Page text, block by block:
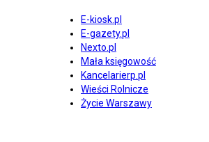
E-kiosk.pl
E-gazety.pl
Nexto.pl
Mała księgowość
Kancelarierp.pl
Wieści Rolnicze
Życie Warszawy